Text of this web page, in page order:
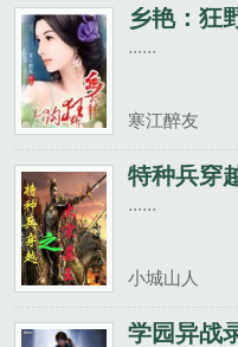
乡艳：狂
......
寒江醉友
特种兵穿
......
小城山人
学园异战